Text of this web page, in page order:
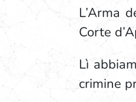
L’Arma
Corte
Lì
crimine